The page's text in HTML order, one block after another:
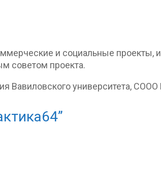
и социальные
советом проекта.
Вавиловского университета, СООО